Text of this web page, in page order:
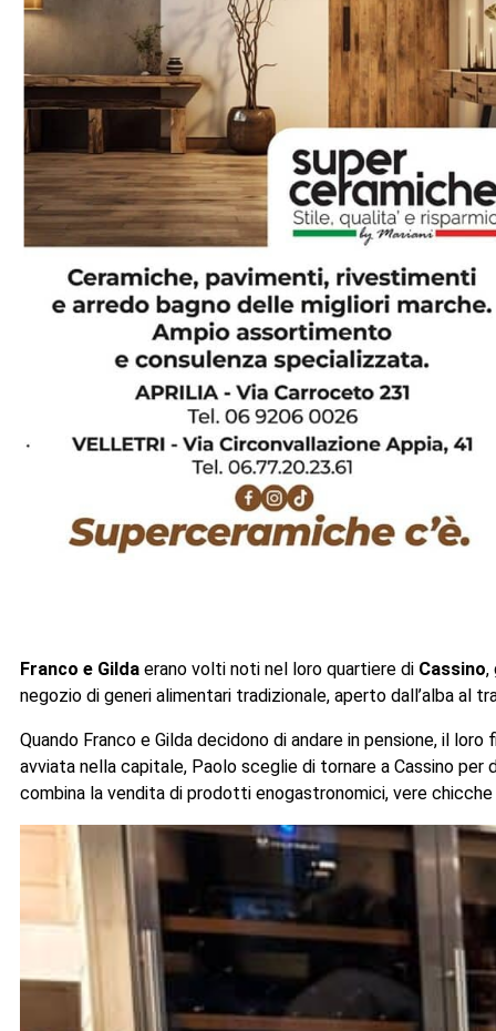
Franco e Gilda erano volti noti nel loro quartiere di Cassino,
negozio di generi alimentari tradizionale, aperto dall’alba al
Quando Franco e Gilda decidono di andare in pensione, il loro
avviata nella capitale, Paolo sceglie di tornare a Cassino
combina la vendita di prodotti enogastronomici, vere